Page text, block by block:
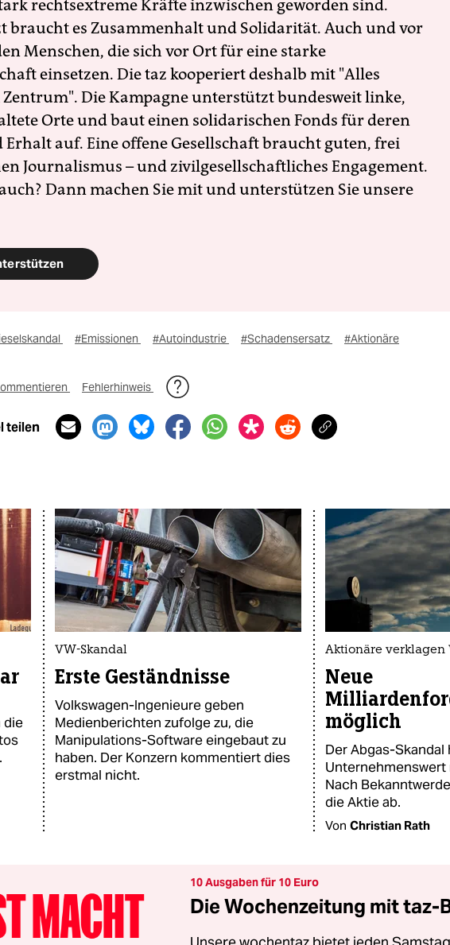
rechtsextreme Kräfte inzwischen geworden sind.
braucht es Zusammenhalt und Solidarität. Auch und vor
Menschen, die sich vor Ort für eine starke
einsetzen. Die taz kooperiert deshalb mit "Alles
Die Kampagne unterstützt bundesweit linke,
Orte und baut einen solidarischen Fonds für deren
Erhalt auf. Eine offene Gesellschaft braucht guten, frei
Journalismus – und zivilgesellschaftliches Engagement.
Dann machen Sie mit und unterstützen Sie unsere
#Emissionen #Autoindustrie #Schadensersatz #Aktionäre
Fehlerhinweis
teilen
die
VW-Skandal
Erste Geständnisse
Volkswagen-Ingenieure geben
Medienberichten zufolge zu, die
Manipulations-Software eingebaut zu
haben. Der Konzern kommentiert dies
erstmal nicht.
Aktionäre verklagen
Neue
möglich
Der Abgas-Skandal
Nach
die Aktie ab.
Von Christian Rath
10 Ausgaben für 10 Euro
Die Wochenzeitung mit taz-